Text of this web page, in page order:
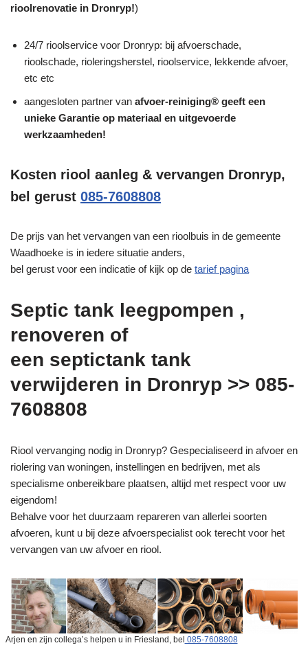
rioolrenovatie in Dronryp!)
24/7 rioolservice voor Dronryp: bij afvoerschade,
rioolschade, rioleringsherstel, rioolservice, lekkende afvoer,
etc etc
aangesloten partner van afvoer-reiniging® geeft een
unieke Garantie op materiaal en uitgevoerde
werkzaamheden!
Kosten riool aanleg & vervangen Dronryp,
bel gerust 085-7608808
De prijs van het vervangen van een rioolbuis in de gemeente
Waadhoeke is in iedere situatie anders,
bel gerust voor een indicatie of kijk op de tarief pagina
Septic tank leegpompen ,
renoveren of
een septictank tank
verwijderen in Dronryp >> 085-
7608808
Riool vervanging nodig in Dronryp? Gespecialiseerd in afvoer en
riolering van woningen, instellingen en bedrijven, met als
specialisme onbereikbare plaatsen, altijd met respect voor uw
eigendom!
Behalve voor het duurzaam repareren van allerlei soorten
afvoeren, kunt u bij deze afvoerspecialist ook terecht voor het
vervangen van uw afvoer en riool.
Arjen en zijn collega’s helpen u in Friesland, bel 085-7608808